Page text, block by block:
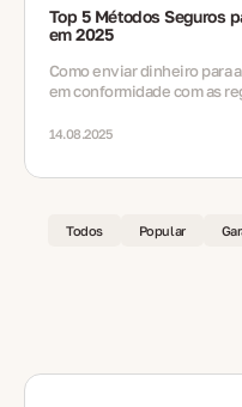
Top 5 Métodos Seguros
em 2025
Como enviar dinheiro para
em conformidade com as
14.08.2025
Todos Popular